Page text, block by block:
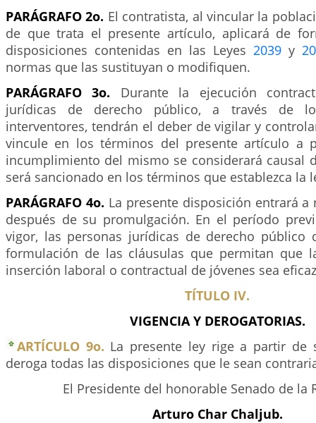
PARÁGRAFO 2o. El contratista, al vincular la
de que trata el presente artículo, aplicará de
disposiciones contenidas en las Leyes 2039 y
normas que las sustituyan o modifiquen.
PARÁGRAFO 3o. Durante la ejecución
jurídicas de derecho público, a través de
interventores, tendrán el deber de vigilar y
vincule en los términos del presente artículo a
incumplimiento del mismo se considerará causal
será sancionado en los términos que establezca la
PARÁGRAFO 4o. La presente disposición entrará a
después de su promulgación. En el período
vigor, las personas jurídicas de derecho público
formulación de las cláusulas que permitan que
inserción laboral o contractual de jóvenes sea
TÍTULO IV.
VIGENCIA Y DEROGATORIAS.
ARTÍCULO 9o. La presente ley rige a partir de
deroga todas las disposiciones que le sean
El Presidente del honorable Senado de la
Arturo Char Chaljub.